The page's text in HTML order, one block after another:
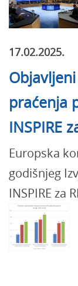
17.02.2025.
praćenja
INSPIRE
Europska
godišnjeg
INSPIRE za